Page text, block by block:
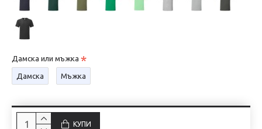
Дамска или мъжка
Дамска Мъжка
КУПИ